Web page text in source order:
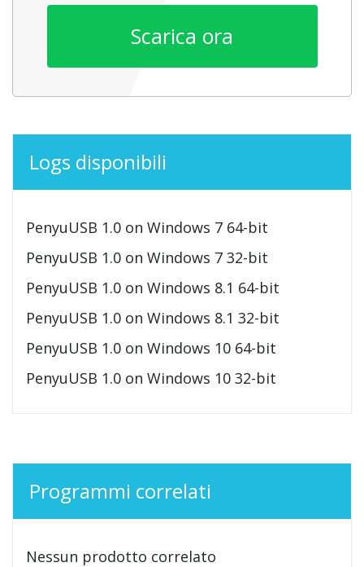
Scarica ora
Logs disponibili
PenyuUSB 1.0 on Windows 7 64-bit
PenyuUSB 1.0 on Windows 7 32-bit
PenyuUSB 1.0 on Windows 8.1 64-bit
PenyuUSB 1.0 on Windows 8.1 32-bit
PenyuUSB 1.0 on Windows 10 64-bit
PenyuUSB 1.0 on Windows 10 32-bit
Programmi correlati
Nessun prodotto correlato